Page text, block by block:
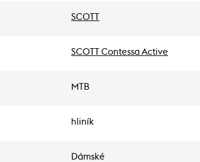
SCOTT
SCOTT Contessa Active
MTB
hliník
Dámské